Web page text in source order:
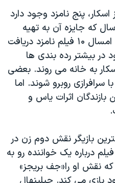
پنج نامزد وجود دارد
که جایزه آن به تهیه
کننده آن فیلم تعلق می گیرد، امسال ۱۰ فیلم نامزد دریافت
در بیشتر رده بندی ها
به خانه می روند. بعضی
سرافرازی روبرو شوند. اما
بازندگان اثرات یاس و
بازیگر نقش دوم زن در
درباره یک خواننده رو به
نقش او را«جف بریجز»